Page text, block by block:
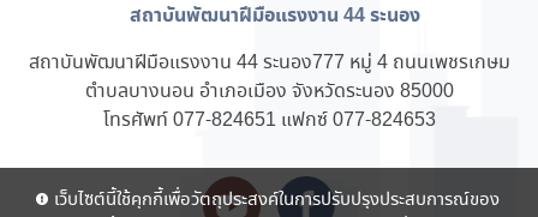
สถาบันพัฒนาฝีมือแรงงาน 44 ระนอง
สถาบันพัฒนาฝีมือแรงงาน 44 ระนอง777 หมู่ 4 ถนนเพชรเกษม
ตำบลบางนอน อำเภอเมือง จังหวัดระนอง 85000
โทรศัพท์ 077-824651 แฟกซ์ 077-824653
เว็บไซต์นี้ใช้คุกกี้เพื่อวัตถุประสงค์ในการปรับปรุงประสบการณ์ของ